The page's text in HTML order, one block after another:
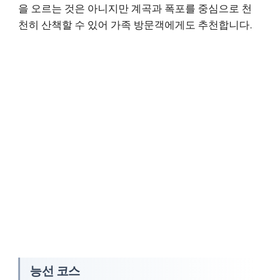
을 오르는 것은 아니지만 계곡과 폭포를 중심으로 천
천히 산책할 수 있어 가족 방문객에게도 추천합니다.
능선 코스